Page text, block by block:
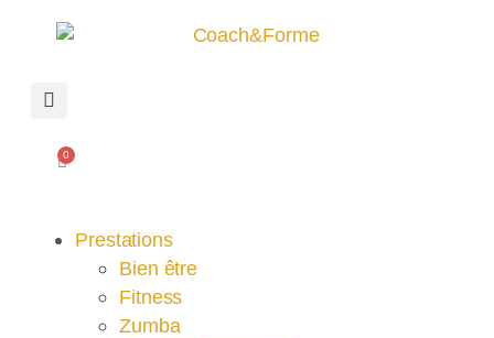
0
Prestations
Bien être
Fitness
Zumba